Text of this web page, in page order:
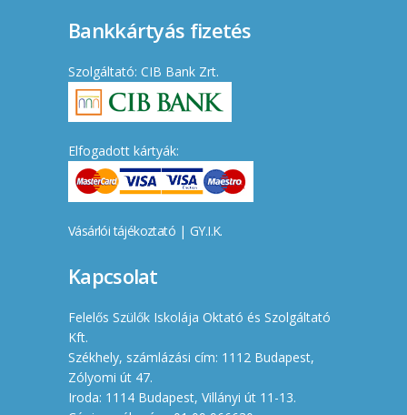
Bankkártyás fizetés
Szolgáltató: CIB Bank Zrt.
Elfogadott kártyák:
Vásárlói tájékoztató | GY.I.K.
Kapcsolat
Felelős Szülők Iskolája Oktató és Szolgáltató
Kft.
Székhely, számlázási cím: 1112 Budapest,
Zólyomi út 47.
Iroda: 1114 Budapest, Villányi út 11-13.